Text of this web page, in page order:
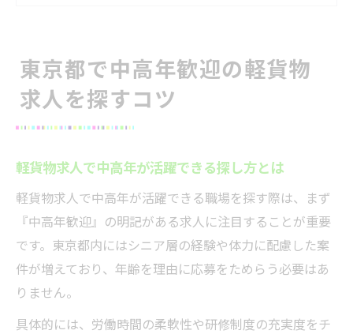
未経験から始める軽貨物ドライバー求人情報
未経験から安心して軽貨物求人に挑戦する
方法
徴
初心者も活躍できる軽貨物求人のサポート
体制
軽貨物求人で必要な資格や応募条件を解説
東京都で中高年歓迎の軽貨物
求人を探すコツ
軽貨物求人で中高年が活躍できる探し方とは
軽貨物求人で中高年が活躍できる職場を探す際は、まず
『中高年歓迎』の明記がある求人に注目することが重要
です。東京都内にはシニア層の経験や体力に配慮した案
件が増えており、年齢を理由に応募をためらう必要はあ
りません。
具体的には、労働時間の柔軟性や研修制度の充実度をチ